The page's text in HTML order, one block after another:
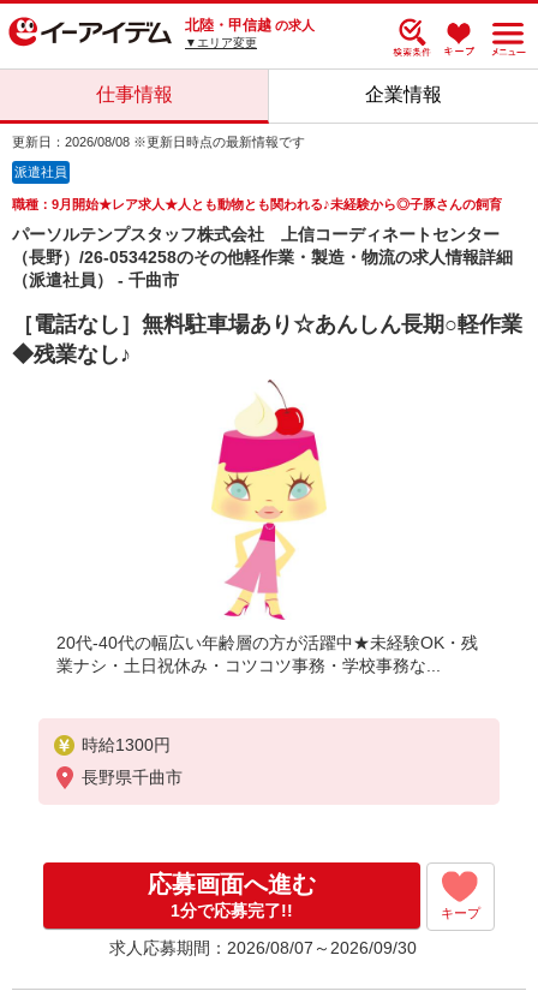
北陸・甲信越 の求人
▼エリア変更
仕事情報 企業情報
更新日：2026/08/08 ※更新日時点の最新情報です
派遣社員
職種：9月開始★レア求人★人とも動物とも関われる♪未経験から◎子豚さんの飼育
パーソルテンプスタッフ株式会社 上信コーディネートセンター
（長野）/26-0534258のその他軽作業・製造・物流の求人情報詳細
（派遣社員） - 千曲市
［電話なし］無料駐車場あり☆あんしん長期○軽作業
◆残業なし♪
20代-40代の幅広い年齢層の方が活躍中★未経験OK・残
業ナシ・土日祝休み・コツコツ事務・学校事務な...
時給1300円
長野県千曲市
応募画面へ進む
1分で応募完了!! キープ
求人応募期間：2026/08/07～2026/09/30